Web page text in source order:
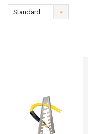
Standard